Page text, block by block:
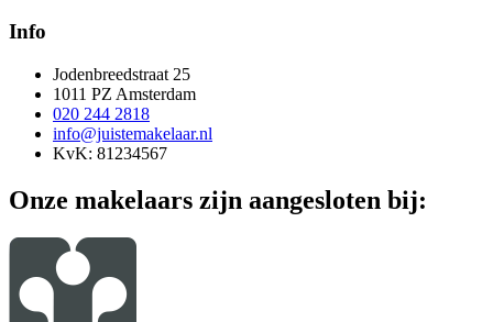
Info
Jodenbreedstraat 25
1011 PZ Amsterdam
020 244 2818
info@juistemakelaar.nl
KvK: 81234567
Onze makelaars zijn aangesloten bij: